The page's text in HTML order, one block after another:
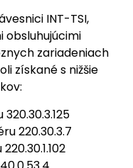
INT-TSI,
obsluhujúcimi
zariadeniach
získané s nižšie
220.30.3.7